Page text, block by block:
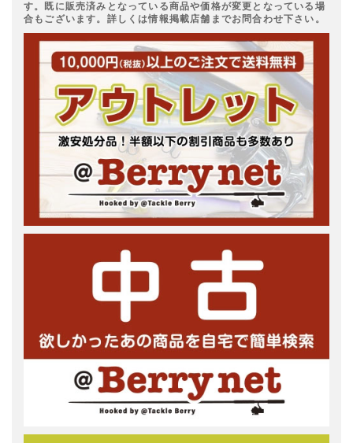
す。既に販売済みとなっている商品や価格が変更となっている場
合もございます。詳しくは情報掲載店舗までお問合わせ下さい。